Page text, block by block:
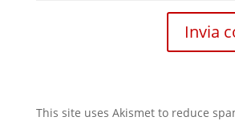
This site uses Akismet to reduce